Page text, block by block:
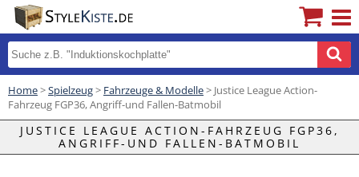
Home>Spielzeug> Fahrzeuge & Modelle> Justice League Action-
Fahrzeug FGP36, Angriff-und Fallen-Batmobil
JUSTICE LEAGUE ACTION-FAHRZEUG FGP36,
ANGRIFF-UND FALLEN-BATMOBIL